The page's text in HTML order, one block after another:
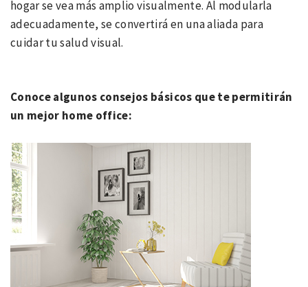
hogar se vea más amplio visualmente. Al modularla
adecuadamente, se convertirá en una aliada para
cuidar tu salud visual.
Conoce algunos consejos básicos que te permitirán
un mejor home office: